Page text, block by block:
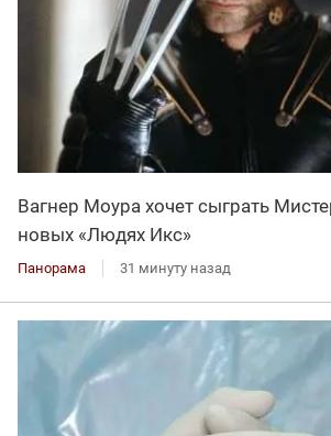
Вагнер Моура хочет сыграть
новых «Людях Икс»
Панорама 31 минуту назад